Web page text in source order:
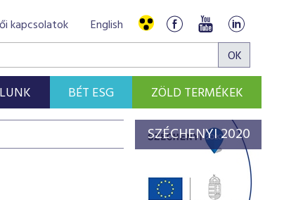
kapcsolatok English
BÉT ESG ZÖLD TERMÉKEK
SZÉCHENYI 2020